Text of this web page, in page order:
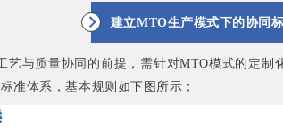
建立MTO生产模式下的协同
艺与质量协同的前提，需针对MTO模式的定制
准体系，基本规则如下图所示；